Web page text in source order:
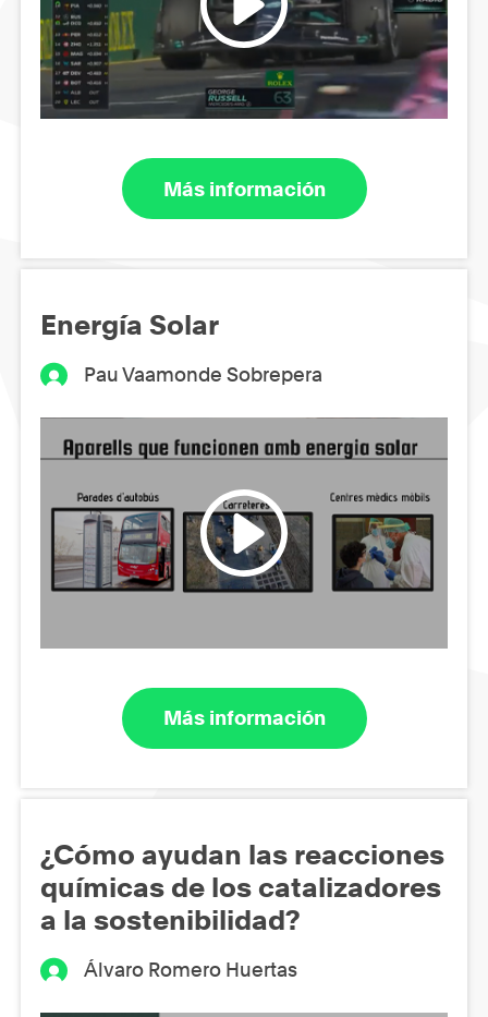
Más información
Energía Solar
Pau Vaamonde Sobrepera
Más información
¿Cómo ayudan las reacciones
químicas de los catalizadores
a la sostenibilidad?
Álvaro Romero Huertas